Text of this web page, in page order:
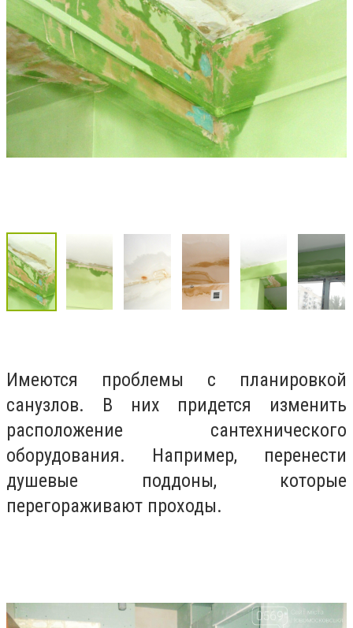
Имеются проблемы с планировкой
санузлов. В них придется изменить
расположение сантехнического
оборудования. Например, перенести
душевые поддоны, которые
перегораживают проходы.